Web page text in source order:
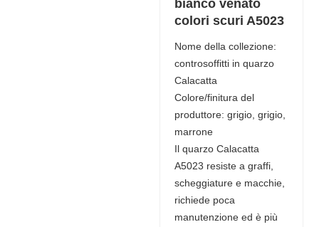
bianco venato
colori scuri A5023
Nome della collezione:
controsoffitti in quarzo
Calacatta
Colore/finitura del
produttore: grigio, grigio,
marrone
Il quarzo Calacatta
A5023 resiste a graffi,
scheggiature e macchie,
richiede poca
manutenzione ed è più